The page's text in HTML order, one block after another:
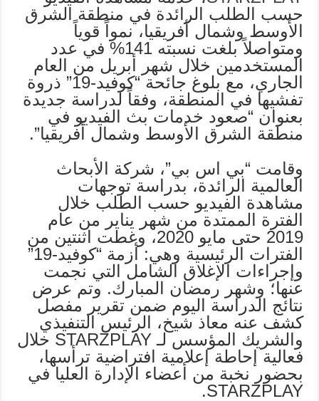
حسب الطلب الرائدة في منطقة الشرق
الأوسط وشمال أفريقيا، نمواً قوياً
ومتواصلاً بلغت نسبته 141% في عدد
المستخدمين خلال شهر أبريل من العام
الجاري، مع بلوغ جائحة “كوفيد-19” ذروة
تفشيها في المنطقة، وفقاً لدراسة جديدة
بعنوان “صعود خدمات بث الفيديو في
منطقة الشرق الأوسط وشمال أفريقيا”.
وقامت “بي اس بي”، شركة الأبحاث
العالمية الرائدة، بدراسة توجهات
مشاهدة الفيديو حسب الطلب خلال
الفترة الممتدة من شهر يناير من عام
2019 حتى مايو 2020، وغطت اثنتين من
الفترات الرئيسية وهي: أزمة “كوفيد-19”
وإجراءات الإغلاق الشامل التي نجمت
عنها؛ وشهر رمضان المبارك. وتم عرض
نتائج الدراسة اليوم ضمن تقرير مفصل
كشف عنه معاذ شيخ، الرئيس التنفيذي
والشريك المؤسس لـ STARZPLAY خلال
فعالية إحاطة إعلامية افتراضية ترأسها،
بحضور نخبة من أعضاء الإدارة العليا في
STARZPLAY.